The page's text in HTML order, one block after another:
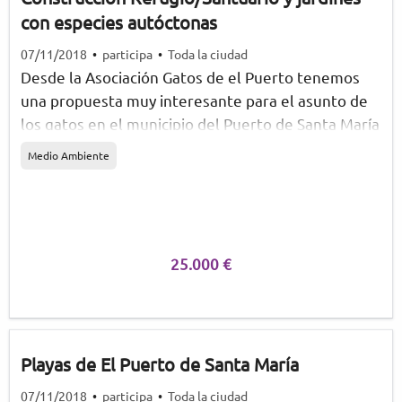
con especies autóctonas
07/11/2018 • participa • Toda la ciudad
Desde la Asociación Gatos de el Puerto tenemos
una propuesta muy interesante para el asunto de
los gatos en el municipio del Puerto de Santa María
cuidamos de ella quisiéramos incluir alrededor o
así terrenos sin vegetación con plantas y flores
asilvestradas que requieren de mínimo cuidado y
así evitar que desaparezcan de nuestro entorno.
Medio Ambiente
25.000 €
Playas de El Puerto de Santa María
07/11/2018 • participa • Toda la ciudad